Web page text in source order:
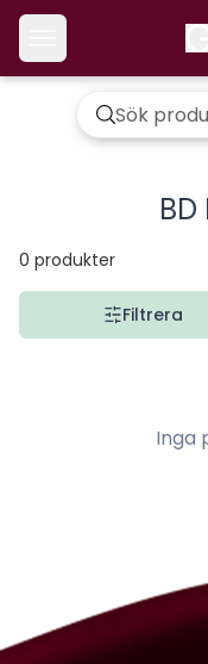
0 produkter
Filtrera
Inga